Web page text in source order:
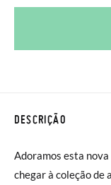
DESCRIÇÃO
Adoramos esta
chegar à coleção de